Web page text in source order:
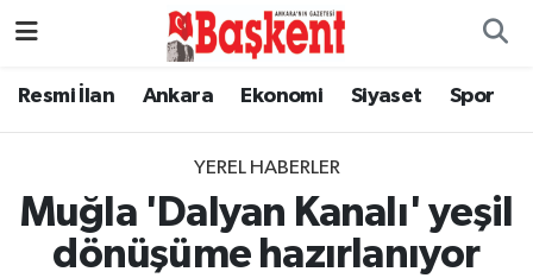
Resmi İlan Ankara Ekonomi Siyaset Spor
YEREL HABERLER
Muğla 'Dalyan Kanalı' yeşil
dönüşüme hazırlanıyor